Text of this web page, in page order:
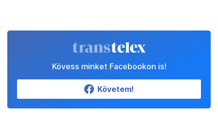
Kövess minket Facebookon is!
Követem!